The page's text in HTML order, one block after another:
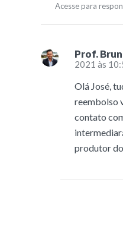
Acesse para
Prof.
2021 às
Olá José,
reembolso
contato
produtor